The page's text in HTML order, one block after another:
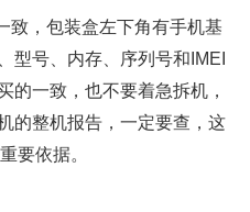
致，包装盒左下角有手机基
型号、内存、序列号和IMEI
的一致，也不要着急拆机，
的整机报告，一定要查，这
要依据。